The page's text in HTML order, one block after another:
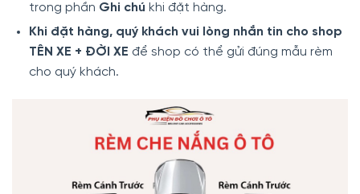
trong phần Ghi chú khi đặt hàng.
Khi đặt hàng, quý khách vui lòng nhắn tin cho shop
TÊN XE + ĐỜI XE để shop có thể gửi đúng mẫu rèm
cho quý khách.